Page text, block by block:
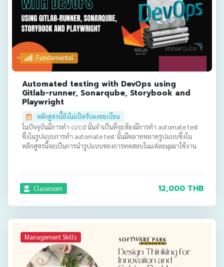
Fundamental
Automated testing with DevOps using
Gitlab-runner, Sonarqube, Storybook and
Playwright
หลักสูตรนี้ยังไม่เปิดรับลงทะเบียน
ในปัจจุบันมีการทำ ci/cd นั้นจำเป็นที่จะต้องมีการทำ automate test
ซึ่งในรูปแบบการทำ automate test นั้นมีหลายหลายรูปแบบซึ่งใน
หลักสูตรนี้จะเป็นการนำรูปแบบของการทดสอบในแต่ละมุมมาใช้งาน
Classroom 12,000 THB
Management Skills